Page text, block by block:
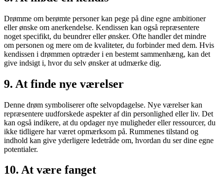
Drømme om berømte personer kan pege på dine egne ambitioner
eller ønske om anerkendelse. Kendissen kan også repræsentere
noget specifikt, du beundrer eller ønsker. Ofte handler det mindre
om personen og mere om de kvaliteter, du forbinder med dem. Hvis
kendissen i drømmen optræder i en bestemt sammenhæng, kan det
give indsigt i, hvor du selv ønsker at udmærke dig.
9. At finde nye værelser
Denne drøm symboliserer ofte selvopdagelse. Nye værelser kan
repræsentere uudforskede aspekter af din personlighed eller liv. Det
kan også indikere, at du opdager nye muligheder eller ressourcer, du
ikke tidligere har været opmærksom på. Rummenes tilstand og
indhold kan give yderligere ledetråde om, hvordan du ser dine egne
potentialer.
10. At være fanget